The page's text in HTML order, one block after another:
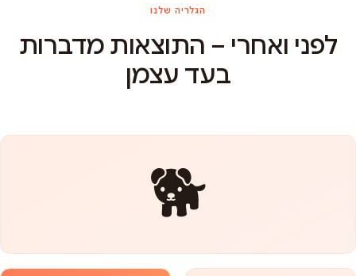
הגלריה שלנו
לפני ואחרי – התוצאות מדברות
בעד עצמן
🐕